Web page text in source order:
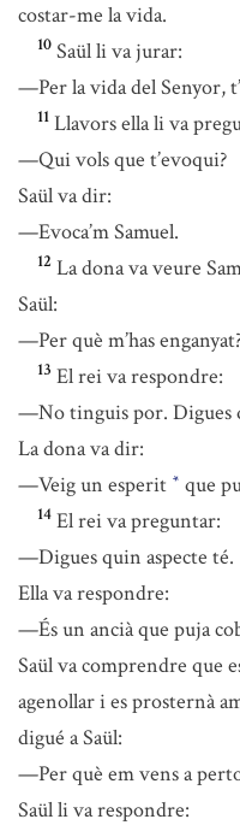
costar-me la vida.
10 Saül li va jurar:
—Per la vida del Senyor,
11 Llavors ella li va
—Qui vols que t’evoqui?
Saül va dir:
—Evoca’m Samuel.
12 La dona va veure
Saül:
—Per què m’has
13 El rei va respondre:
—No tinguis por. Digues
La dona va dir:
—Veig un esperit * que
14 El rei va preguntar:
—Digues quin aspecte té.
Ella va respondre:
—És un ancià que puja
Saül va comprendre que
agenollar i es prosternà
digué a Saül:
—Per què em vens a
Saül li va respondre: